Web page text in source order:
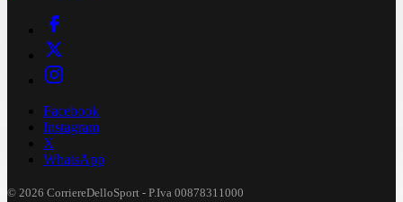
Facebook
Instagram
X
WhatsApp
© 2026 CorriereDelloSport - P.Iva 00878311000